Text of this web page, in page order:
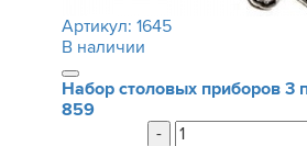
Артикул: 1645
В наличии
Набор столовых приборов 3
859
-